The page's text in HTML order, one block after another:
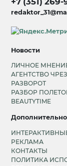
Новости
ЛИЧНОЕ
АГЕНТСТВО
РАЗВОРОТ
РАЗБОР
BEAUTYTIME
Дополнительно
РЕКЛАМА
КОНТАКТЫ
ПОЛИТИКА